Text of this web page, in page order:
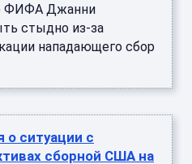
ФИФА Джанни
стыдно из-за
нападающего сбор
о ситуации с
сборной США на